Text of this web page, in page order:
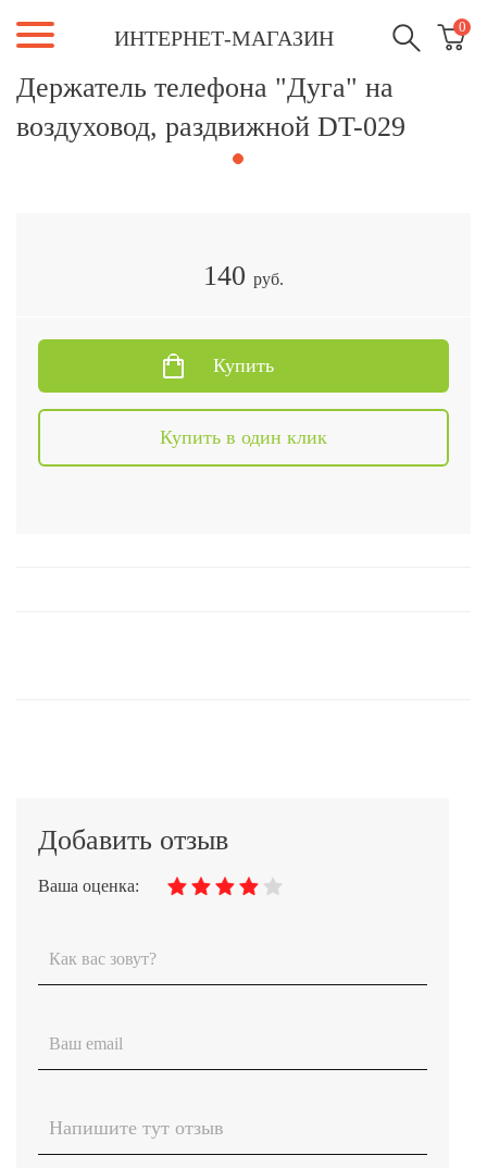
ИНТЕРНЕТ-МАГАЗИН 0
Держатель телефона "Дуга" на
воздуховод, раздвижной DT-029
140 руб.
Купить
Купить в один клик
Добавить отзыв
Ваша оценка: